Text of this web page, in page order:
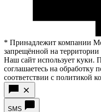
* Принадлежит компании
запрещённой на
Наш сайт использует куки.
соглашаетесь на обработку
соответствии с политикой
SMS